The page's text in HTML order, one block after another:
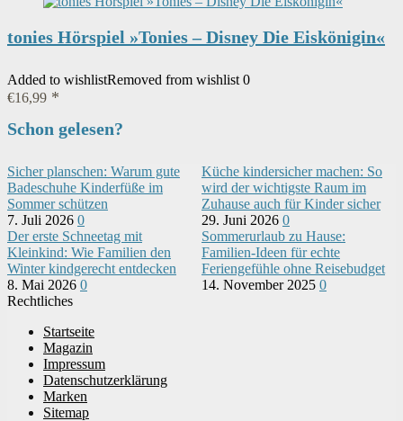
tonies Hörspiel »Tonies – Disney Die Eiskönigin«
Added to wishlistRemoved from wishlist 0
€16,99
Schon gelesen?
Sicher planschen: Warum gute
Badeschuhe Kinderfüße im
Sommer schützen
7. Juli 2026 0
Küche kindersicher machen: So
wird der wichtigste Raum im
Zuhause auch für Kinder sicher
29. Juni 2026 0
Der erste Schneetag mit
Kleinkind: Wie Familien den
Winter kindgerecht entdecken
8. Mai 2026 0
Sommerurlaub zu Hause:
Familien-Ideen für echte
Feriengefühle ohne Reisebudget
14. November 2025 0
Rechtliches
Startseite
Magazin
Impressum
Datenschutzerklärung
Marken
Sitemap